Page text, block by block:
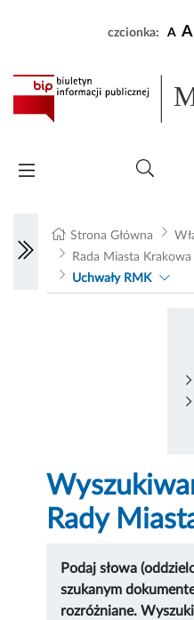
czcionka: A A
Strona Główna
Rada Miasta
Uchwały RMK
Rady
Podaj słowa
szukanym
rozróżniane.